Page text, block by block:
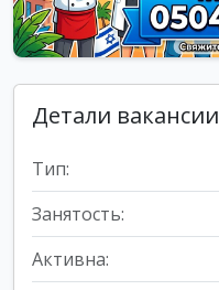
Детали вакансии
Тип:
Занятость:
Активна: